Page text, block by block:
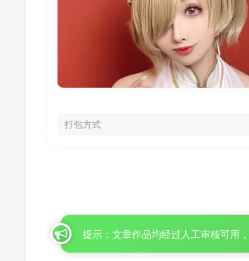
打包方式
提示：文章作品均经过人工审核可用